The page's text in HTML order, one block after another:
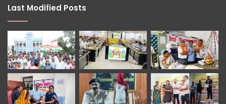
Last Modified Posts